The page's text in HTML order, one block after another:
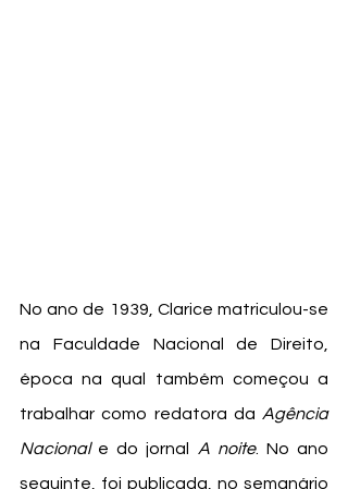
No ano de 1939, Clarice matriculou-se
na Faculdade Nacional de Direito,
época na qual também começou a
trabalhar como redatora da Agência
Nacional e do jornal A noite. No ano